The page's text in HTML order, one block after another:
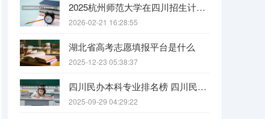
2025杭州师范大学在四川招生计划是什么（2026参考）
2026-02-21 16:28:55
湖北省高考志愿填报平台是什么
2025-12-23 05:38:37
四川民办本科专业排名榜 四川民办本科院校排名
2025-09-29 04:29:22